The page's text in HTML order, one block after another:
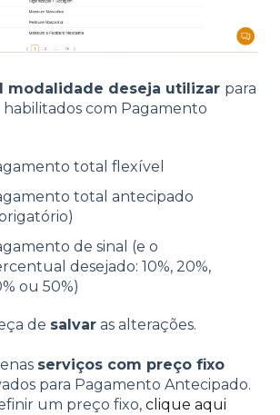
modalidade deseja utilizar para
com Pagamento
total flexível
total antecipado
de sinal (e o
desejado: 10%, 20%,
ou 50%)
de salvar as alterações.
serviços com preço fixo
para Pagamento Antecipado.
um preço fixo, clique aqui